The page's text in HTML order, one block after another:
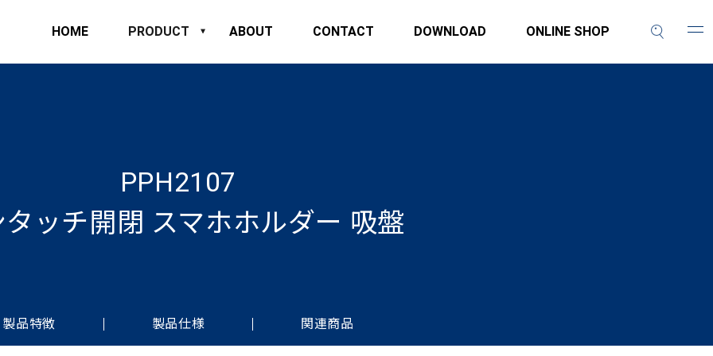
HOME PRODUCT ABOUT CONTACT DOWNLOAD ONLINE SHOP
PPH2107
ッチ開閉 スマホホルダー 吸盤
製品特徴 製品仕様 関連商品